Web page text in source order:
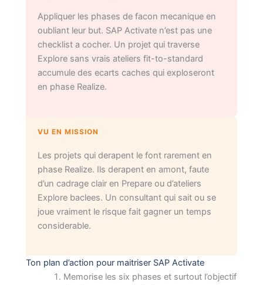
Appliquer les phases de facon mecanique en
oubliant leur but. SAP Activate n’est pas une
checklist a cocher. Un projet qui traverse
Explore sans vrais ateliers fit-to-standard
accumule des ecarts caches qui exploseront
en phase Realize.
VU EN MISSION
Les projets qui derapent le font rarement en
phase Realize. Ils derapent en amont, faute
d’un cadrage clair en Prepare ou d’ateliers
Explore baclees. Un consultant qui sait ou se
joue vraiment le risque fait gagner un temps
considerable.
Ton plan d’action pour maitriser SAP Activate
Memorise les six phases et surtout l’objectif